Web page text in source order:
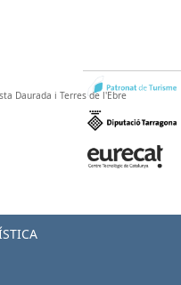
Daurada i Terres de l'Ebre